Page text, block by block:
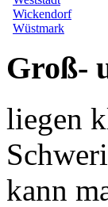
Groß-
liegen
kann